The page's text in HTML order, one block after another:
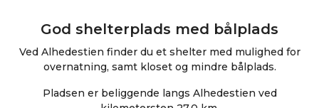
God shelterplads med bålplads
Ved Alhedestien finder du et shelter med mulighed for
overnatning, samt kloset og mindre bålplads.
Pladsen er beliggende langs Alhedestien ved